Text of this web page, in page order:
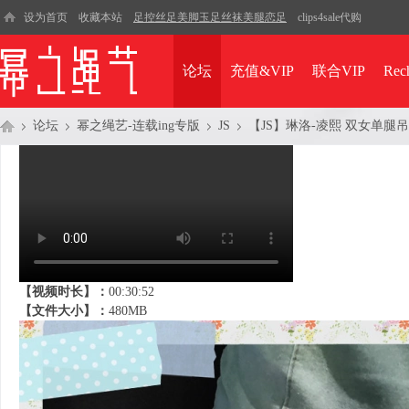
设为首页 收藏本站 足控丝足美脚玉足丝袜美腿恋足 clips4sale代购
论坛 充值&VIP 联合VIP
论坛 幂之绳艺-连载ing专版 JS 【JS】琳洛-凌熙 双女单腿
【视频时长】： 00:30:52
【文件大小】： 480MB